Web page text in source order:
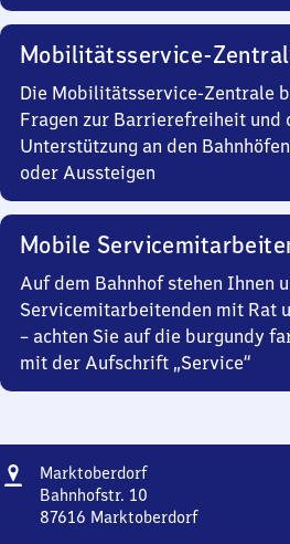
Mobilitätsservice-
Die Mobilitätsservice-Zentrale
Fragen zur Barrierefreiheit und
Unterstützung an den
oder Aussteigen
Mobile
Auf dem Bahnhof stehen Ihnen
Servicemitarbeitenden mit Rat
– achten Sie auf die burgundy
mit der Aufschrift „Service“
Adresse
MarktoberdorfMarktoberdorf
Bahnhofstr. 10
87616 Marktoberdorf